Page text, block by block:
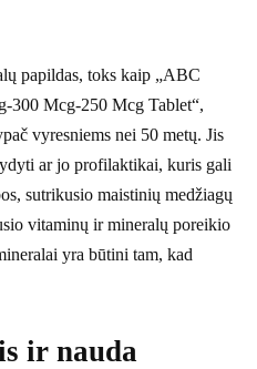
papildas, toks kaip „ABC
300 Mcg-250 Mcg Tablet“,
vyresniems nei 50 metų. Jis
ar jo profilaktikai, kuris gali
sutrikusio maistinių medžiagų
vitaminų ir mineralų poreikio
yra būtini tam, kad
ir nauda